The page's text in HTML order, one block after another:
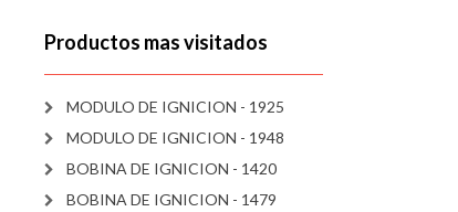
Productos mas visitados
MODULO DE IGNICION - 1925
MODULO DE IGNICION - 1948
BOBINA DE IGNICION - 1420
BOBINA DE IGNICION - 1479